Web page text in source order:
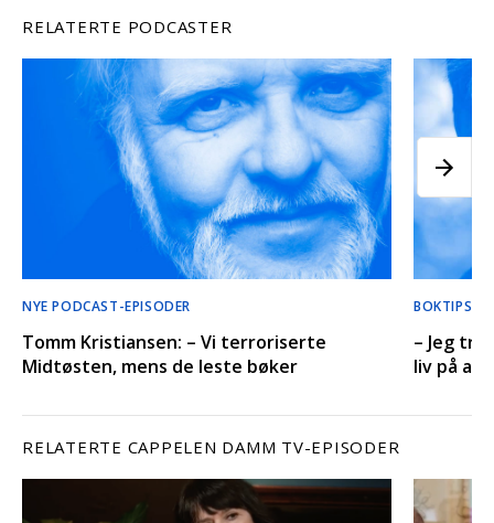
RELATERTE PODCASTER
NYE PODCAST-EPISODER
Tomm Kristiansen: – Vi terroriserte
Midtøsten, mens de leste bøker
BOKTIPS’
– Jeg
liv på
RELATERTE CAPPELEN DAMM TV-EPISODER